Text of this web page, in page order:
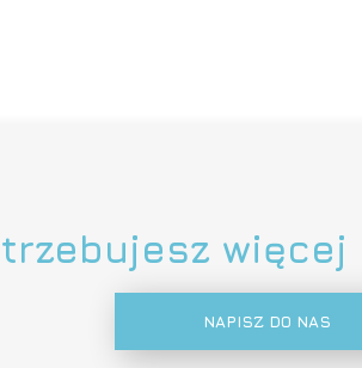
NAPISZ DO NAS